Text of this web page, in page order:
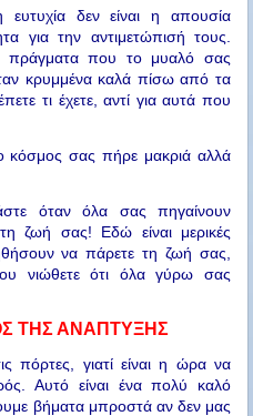
δεν είναι η απουσία
για την αντιμετώπισή τους.
πράγματα που το μυαλό σας
κρυμμένα καλά πίσω από τα
τι έχετε, αντί για αυτά που
κόσμος σας πήρε μακριά αλλά
όταν όλα σας πηγαίνουν
ζωή σας! Εδώ είναι μερικές
να πάρετε τη ζωή σας,
νιώθετε ότι όλα γύρω σας
ΤΗΣ ΑΝΑΠΤΥΞΗΣ
πόρτες, γιατί είναι η ώρα να
Αυτό είναι ένα πολύ καλό
βήματα μπροστά αν δεν μας